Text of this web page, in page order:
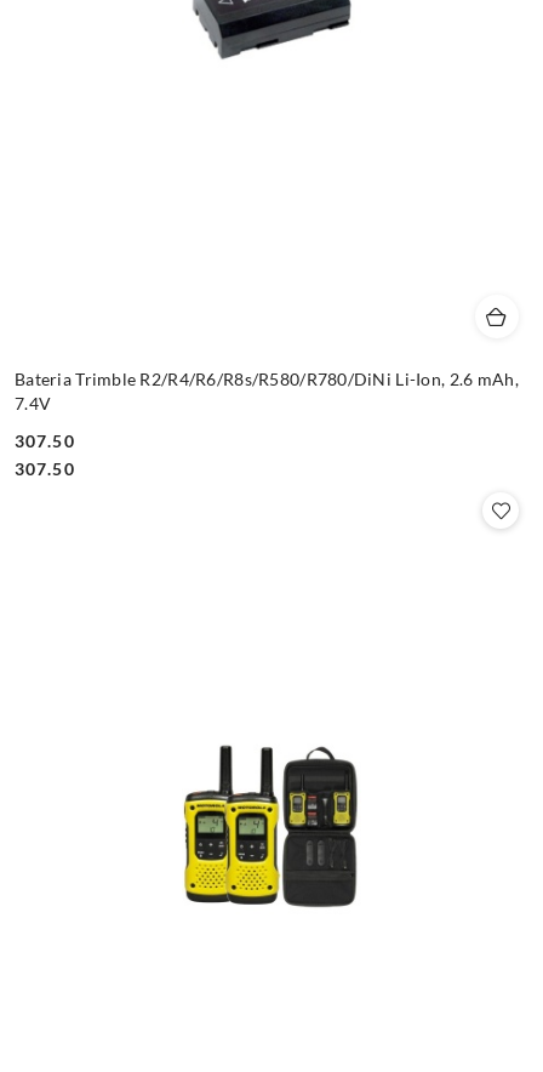
Bateria Trimble R2/R4/R6/R8s/R580/R780/DiNi Li-Ion, 2.6 mAh,
7.4V
Cena:
307.50
Cena:
307.50